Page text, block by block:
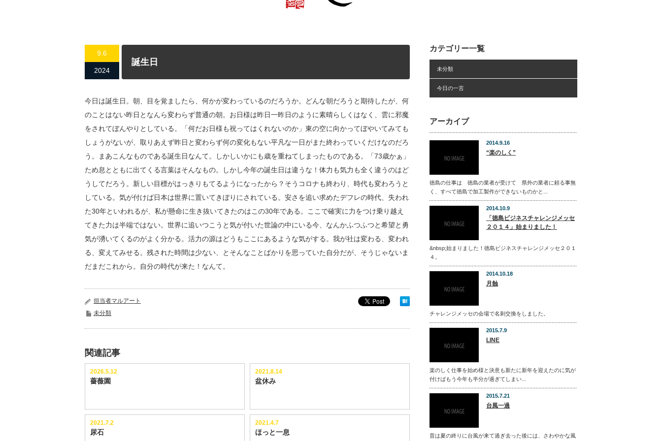
9.6
2024
誕生日
今日は誕生日。朝、目を覚ましたら、何かが変わっているのだろうか。どんな朝だろうと期待したが、何
のことはない昨日となんら変わらず普通の朝。お日様は昨日一昨日のように素晴らしくはなく、雲に邪魔
をされてぼんやりとしている。「何だお日様も祝ってはくれないのか」東の空に向かってぼやいてみても
しょうがないが、取りあえず昨日と変わらず何の変化もない平凡な一日がまた終わっていくだけなのだろ
う。まあこんなものである誕生日なんて。しかしいかにも歳を重ねてしまったものである。「73歳かぁ」
ため息とともに出てくる言葉はそんなもの。しかし今年の誕生日は違うな！体力も気力も全く違うのはど
うしてだろう。新しい目標がはっきりもてるようになったから？そうコロナも終わり、時代も変わろうと
している。気が付けば日本は世界に置いてきぼりにされている。安さを追い求めたデフレの時代、失われ
た30年といわれるが、私が懸命に生き抜いてきたのはこの30年である。ここで確実に力をつけ乗り越え
てきた力は半端ではない。世界に追いつこうと気が付いた世論の中にいる今、なんかふつふつと希望と勇
気が湧いてくるのがよく分かる。活力の源はどうもここにあるような気がする。我が社は変わる、変われ
る、変えてみせる。残された時間は少ない、とそんなことばかりを思っていた自分だが、そうじゃないま
だまだこれから。自分の時代が来た！なんて。
担当者マルアート
未分類
関連記事
2026.5.12
薔薇園
2021.8.14
盆休み
2021.7.2
尿石
2021.4.7
ほっと一息
カテゴリー一覧
未分類
今日の一言
アーカイブ
2014.9.16
“楽のしく”
徳島の仕事は 徳島の業者が受けて 県外の業者に頼る事無
く、すべて徳島で加工製作ができないものかと...
2014.10.9
「徳島ビジネスチャレンジメッセ
２０１４」始まりました！
&nbsp;始まりました！徳島ビジネスチャレンジメッセ２０１
４。
2014.10.18
月蝕
チャレンジメッセの会場で名刺交換をしました。
2015.7.9
LINE
楽のしく仕事を始め様と決意も新たに新年を迎えたのに気が
付けばもう今年も半分が過ぎてしまい...
2015.7.21
台風一過
昔は夏の終りに台風が来て過ぎ去った後には、さわやかな風